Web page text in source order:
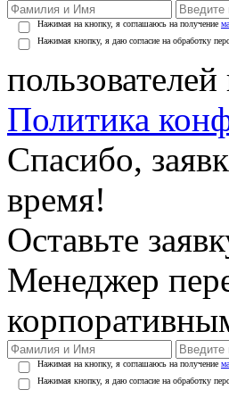
Нажимая на кнопку, я соглашаюсь на получение
Нажимая кнопку, я даю согласие на обработку
Политика
Спасибо,
время!
Оставьте
Менеджер
Нажимая на кнопку, я соглашаюсь на получение
Нажимая кнопку, я даю согласие на обработку